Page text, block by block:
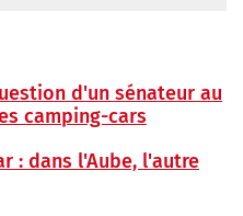
d'un sénateur au
camping-cars
: dans l'Aube, l'autre